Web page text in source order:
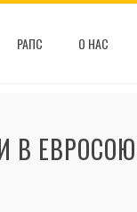
РАПС О НАС
В